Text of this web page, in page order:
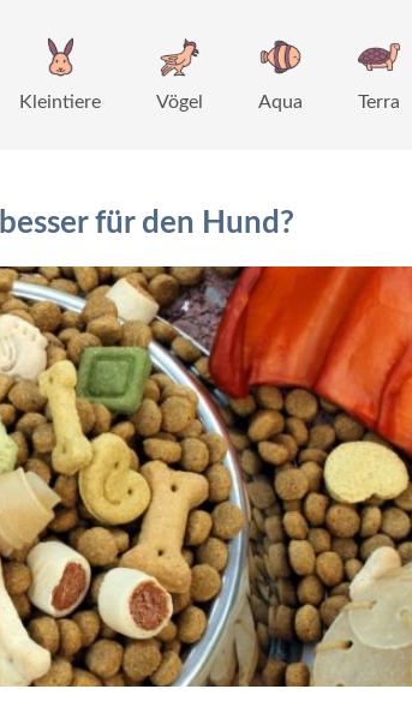
Kleintiere Vögel Aqua Terra
für den Hund?